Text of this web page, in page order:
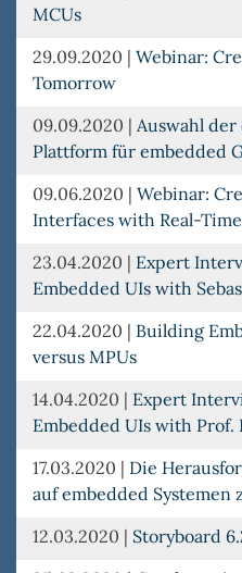
MCUs
29.09.2020 | Webinar:
Tomorrow
09.09.2020 | Auswahl
Plattform für embedded
09.06.2020 | Webinar:
Interfaces with Real-
23.04.2020 | Expert
Embedded UIs with
22.04.2020 | Building
versus MPUs
14.04.2020 | Expert
Embedded UIs with Prof.
17.03.2020 | Die
auf embedded Systemen
12.03.2020 | Storyboard